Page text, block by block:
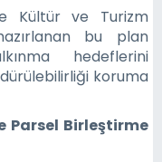
Kültür ve Turizm
bu plan
hedeflerini
koruma
Parsel Birleştirme